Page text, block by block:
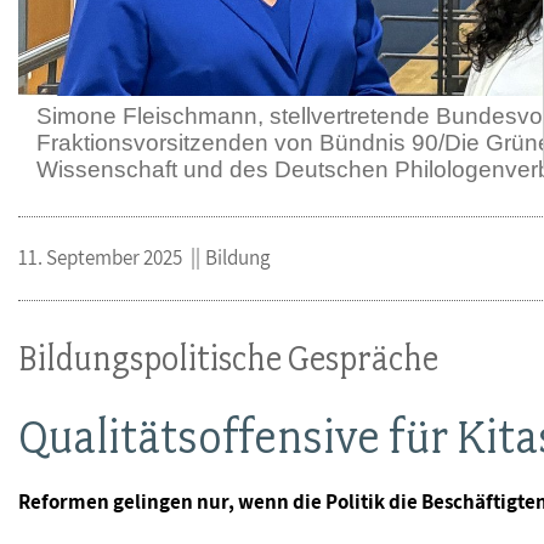
Simone Fleischmann, stellvertretende
Fraktionsvorsitzenden von Bündnis 90/Die
Wissenschaft und des Deutschen
Bildungspolitische Gespräche
Qualitätsoffensive für
Reformen gelingen nur, wenn die Politik die
11. September 2025 Bildung